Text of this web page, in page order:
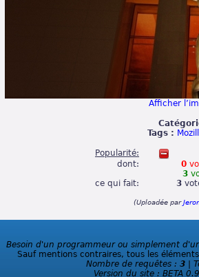
Afficher
Tags :
Popularité:
dont:
ce qui fait:
0
3
3
(Uploadée par
Besoin d'un programmeur ou simplement
Sauf mentions contraires, tous les
Nombre de requêtes : 3|
Version du site : BETA